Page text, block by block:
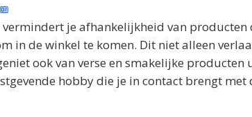
je afhankelijkheid van producten
in de winkel te komen. Dit niet alleen
ook van verse en smakelijke producten
hobby die je in contact brengt met